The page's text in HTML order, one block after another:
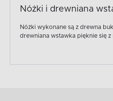
Nóżki i drewniana
Nóżki wykonane są z drewna
drewniana wstawka pięknie się z